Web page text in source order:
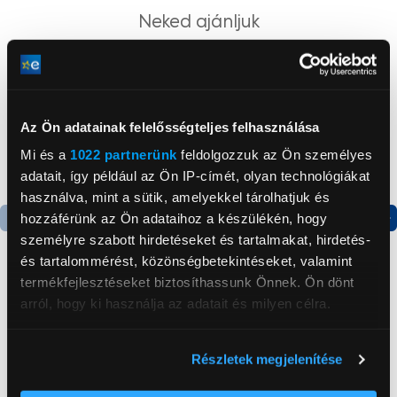
Az Ön adatainak felelősségteljes felhasználása
Mi és a 1022 partnerünk feldolgozzuk az Ön személyes
adatait, így például az Ön IP-címét, olyan technológiákat
használva, mint a sütik, amelyekkel tárolhatjuk és
hozzáférünk az Ön adataihoz a készülékén, hogy
személyre szabott hirdetéseket és tartalmakat, hirdetés-
és tartalommérést, közönségbetekintéseket, valamint
termékfejlesztéseket biztosíthassunk Önnek. Ön dönt
arról, hogy ki használja az adatait és milyen célra.
elhelyezkedéséről pár méteres pontossággal
Részletek megjelenítése
Neked ajánljuk
Hisense PX3-PRO Smart
Hisense C2 Ultra Smart
899 999 Ft